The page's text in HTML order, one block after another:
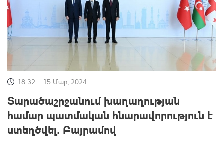
18:32 15 Մար, 2024
Տարածաշրջանում խաղաղության
համար պատմական հնարավորություն է
ստեղծվել. Բայրամով